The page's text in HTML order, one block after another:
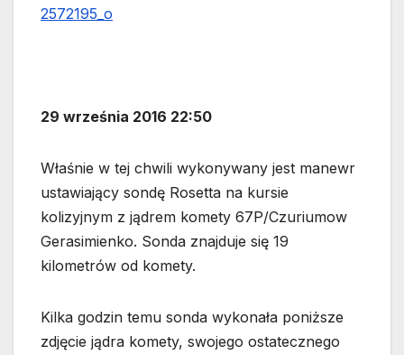
29 września 2016 22:50
Właśnie w tej chwili wykonywany jest manewr
ustawiający sondę Rosetta na kursie
kolizyjnym z jądrem komety 67P/Czuriumow
Gerasimienko. Sonda znajduje się 19
kilometrów od komety.
Kilka godzin temu sonda wykonała poniższe
zdjęcie jądra komety, swojego ostatecznego